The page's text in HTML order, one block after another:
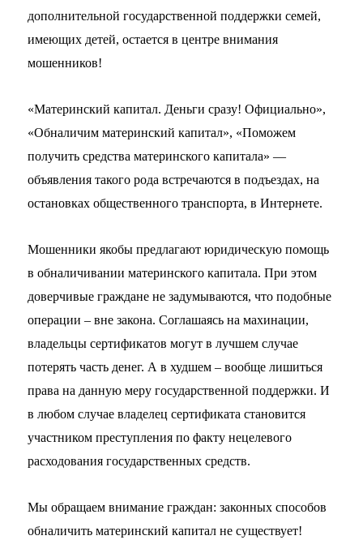
дополнительной государственной поддержки семей,
имеющих детей, остается в центре внимания
мошенников!
«Материнский капитал. Деньги сразу! Официально»,
«Обналичим материнский капитал», «Поможем
получить средства материнского капитала» —
объявления такого рода встречаются в подъездах, на
остановках общественного транспорта, в Интернете.
Мошенники якобы предлагают юридическую помощь
в обналичивании материнского капитала. При этом
доверчивые граждане не задумываются, что подобные
операции – вне закона. Соглашаясь на махинации,
владельцы сертификатов могут в лучшем случае
потерять часть денег. А в худшем – вообще лишиться
права на данную меру государственной поддержки. И
в любом случае владелец сертификата становится
участником преступления по факту нецелевого
расходования государственных средств.
Мы обращаем внимание граждан: законных способов
обналичить материнский капитал не существует!